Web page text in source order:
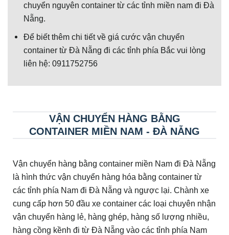
chuyển nguyên container từ các tỉnh miền nam đi Đà
Nẵng.
Để biết thêm chi tiết về giá cước vận chuyển
container từ Đà Nẵng đi các tỉnh phía Bắc vui lòng
liên hệ: 0911752756
VẬN CHUYỂN HÀNG BẰNG
CONTAINER MIỀN NAM - ĐÀ NẴNG
Vận chuyển hàng bằng container miền Nam đi Đà Nẵng
là hình thức vận chuyển hàng hóa bằng container từ
các tỉnh phía Nam đi Đà Nẵng và ngược lại. Chành xe
cung cấp hơn 50 đầu xe container các loại chuyên nhận
vận chuyển hàng lẻ, hàng ghép, hàng số lượng nhiều,
hàng cồng kềnh đi từ Đà Nẵng vào các tỉnh phía Nam